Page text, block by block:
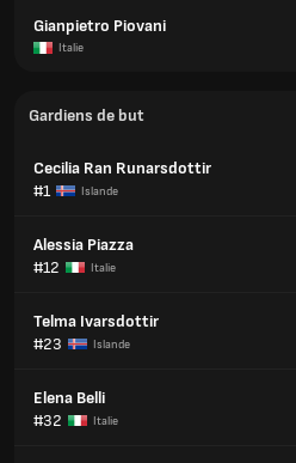
Gianpietro Piovani
Italie
Gardiens de but
Cecilia Ran Runarsdottir
#1
Islande
Alessia Piazza
#12
Italie
Telma Ivarsdottir
#23
Islande
Elena Belli
#32
Italie